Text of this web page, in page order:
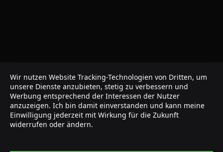
Wir nutzen Website Tracking-Technologien von Dritten, um
unsere Dienste anzubieten, stetig zu verbessern und
Werbung entsprechend der Interessen der Nutzer
anzuzeigen. Ich bin damit einverstanden und kann meine
Einwilligung jederzeit mit Wirkung für die Zukunft
widerrufen oder ändern.